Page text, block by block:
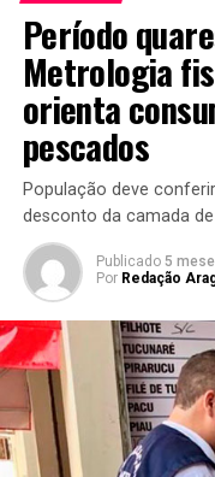
Período
Metrologia
orienta
pescados
População deve
desconto da camada
Publicado 5
Por Redação